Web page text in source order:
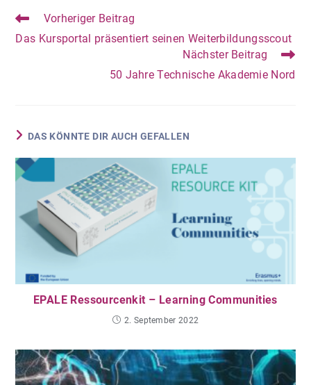
Vorheriger Beitrag
Das Kursportal präsentiert seinen Weiterbildungsscout
Nächster Beitrag
50 Jahre Technische Akademie Nord
DAS KÖNNTE DIR AUCH GEFALLEN
EPALE Ressourcenkit – Learning Communities
2. September 2022